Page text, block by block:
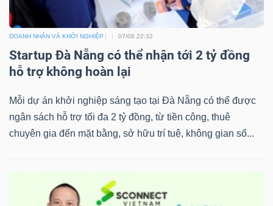
DOANH NHÂN VÀ KHỞI NGHIỆP 07/08 22:32
Startup Đà Nẵng có thể nhận tới 2 tỷ đồng
hỗ trợ không hoàn lại
Mỗi dự án khởi nghiệp sáng tạo tại Đà Nẵng có thể được
ngân sách hỗ trợ tối đa 2 tỷ đồng, từ tiền công, thuê
chuyên gia đến mặt bằng, sở hữu trí tuệ, không gian số...
Bài
viết
của
tác
(-)